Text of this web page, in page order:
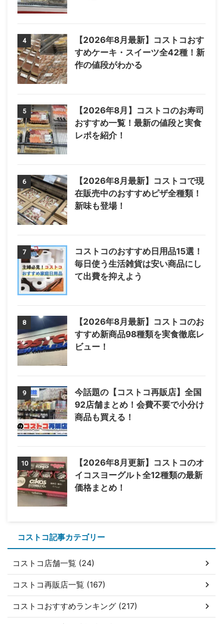
4
【2026年8月最新】コストコおす
すめケーキ・スイーツ全42種！新
作の値段がわかる
5
【2026年8月】コストコのお寿司
おすすめ一覧！最新の値段と実食
レポを紹介！
6
【2026年8月最新】コストコで現
在販売中のおすすめピザ全種類！
新味も登場！
7
コストコのおすすめ日用品15選！
毎日使う生活雑貨は安い商品にし
て出費を抑えよう
8
【2026年8月最新】コストコのお
すすめ新商品98種類を実食徹底レ
ビュー！
9
今話題の【コストコ再販店】全国
92店舗まとめ！会費不要で小分け
商品も買える！
10
【2026年8月更新】コストコのオ
イコスヨーグルト全12種類の最新
価格まとめ！
コストコ記事カテゴリー
コストコ店舗一覧 (24)
コストコ再販店一覧 (167)
コストコおすすめランキング (217)